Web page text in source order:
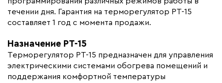
Вес (кг)
Коллекция Терморегуляторы РТ
Артикул
Тип управления
Цифровой, Wi-Fi,
Программируемый
течении дня. Гарантия на терморегулятор РТ-15
составляет 1 год с момента продажи.
Назначение РТ-15
Терморегулятор РТ-15 предназначен для управления
электрическими системами обогрева помещений и
поддержания комфортной температуры